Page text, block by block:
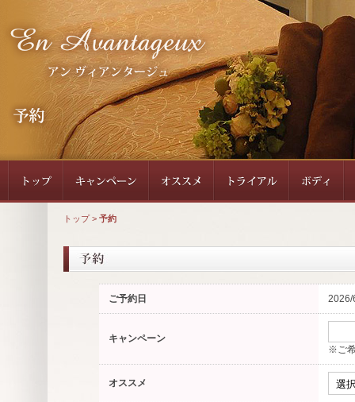
トップ> 予約
ご予約日 2026/
キャンペーン
※ご
オススメ